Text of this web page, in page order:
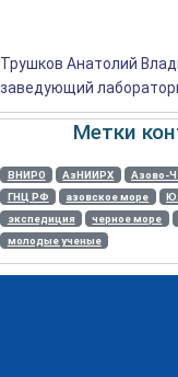
Трушков Анатолий
заведующий
Метки
ВНИРО АзНИИРХ
Азово-
ГНЦ РФ
азовское море
экспедиция
черное море
молодые ученые